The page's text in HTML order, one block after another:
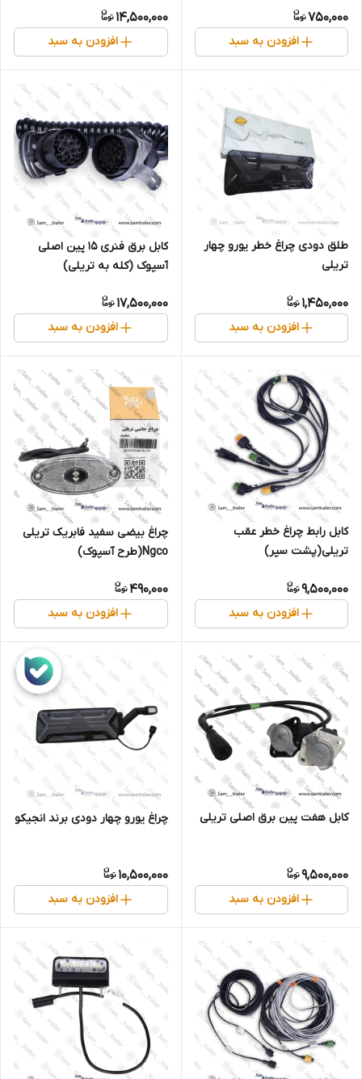
750,000
افزودن به سبد
14,500,000
افزودن به سبد
طلق دودی چراغ خطر یورو چهار
تریلی
1,450,000
افزودن به سبد
کابل برق فنری 15 پین اصلی
آسپوک (کله به تریلی)
17,500,000
افزودن به سبد
کابل رابط چراغ خطر عقب
تریلی(پشت سپر)
9,500,000
افزودن به سبد
چراغ بیضی سفید فابریک تریلی
Ngco(طرح آسپوک)
490,000
افزودن به سبد
کابل هفت پین برق اصلی تریلی
9,500,000
افزودن به سبد
چراغ یورو چهار دودی برند انجیکو
10,500,000
افزودن به سبد